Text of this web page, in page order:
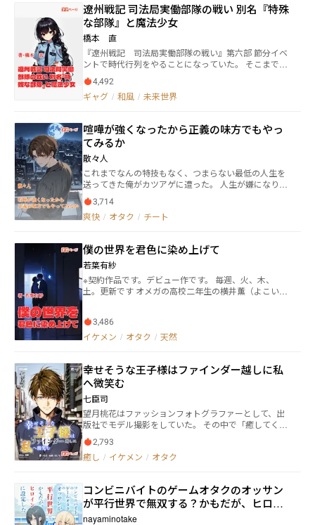
ここに開幕。
れた。 そしてチュートリアルが発動し、復活。殺され
る。復活。殺される。気が狂いそうになる輪廻の果
て、萌は光明を見出し、存在を継承する事になった。
帰還した後、急速に馴染んでいく新世界。新しい学園
への編入。試験。新たなダンジョン。 そして邂逅する
謎の組織。 萌の物語が始まる。
遼州戦記 司法局実働部隊の戦い 別名『特殊
な部隊』と魔法少女
橋本 直
『遼州戦記 司法局実働部隊の戦い』第六部 節分イベ
ントで時代行列をやることになっていた。 そこまでは
よかった。 問題は、豊川市がついでのように『特殊な
部隊』へ自主映画制作まで依頼してきたことだった。
昨年、隊長・嵯峨惟基が「もう二度と頼まれないよう
ちゃんとした作品をお願いします」。 ――無理に決まって
いる。 だって集まっているのは、まともな映画会議を
三分ともたせられない連中だからだ。 無修正ポルノを
提案する日野かえで。 妙にやる気だけはあるアメリ
ア・クラウゼ。 なぜか魔法少女映画に決まり、気づけ
ば部隊総出の大撮影会。 ところが役者は全員アドリブ
暴走、敵役はすぐ十八禁方向へ脱線、かなめは昭和Ｂ
級ヒーローみたいな怪演を披露し、ランは「魔法少
女」と呼ばれてなぜかノリノリ。 そして巻き込まれ体
ける。 果たしてこれは魔法少女映画なのか。 特撮なの
か。 ロボットものなのか。 それともただの事故映像集
なのか。 暴走する脚本。暴走する演者。暴走する性
癖。 最後の最後で頼れるのは、釣りのためなら働く元
傭兵の映像屋だけ――。 真面目に任務をやっているはずな
るまでを描く、 SFお仕事ギャグ群像劇、ここに開幕。
4,492
ギャグ / 和風 / 未来世界
喧嘩が強くなったから正義の味方でもやっ
てみるか
散々人
これまでなんの特技もなく、つまらない最低の人生を
送ってきた俺がカツアゲに遭った。 人生が嫌になり、
せめて喧嘩が強かったらと思っていたある時、謎の老
人に出会った。 その老人は喧嘩が強くなるというドリ
ンクをくれた。 俺はそれを飲んで人生を変えていく。
3,714
爽快 / オタク / チート
僕の世界を君色に染め上げて
若葉有紗
※契約作品です。デビュー作です。 毎週、火、木、
土。更新です オメガの高校二年生の横井薫（よこい
付き合うことになり、順風満帆のまま三年に進級。し
かし、そこで薫は運命の番に出会った。 碧の従兄弟の
くれた千隼に少しずつ惹かれていった。勘違いが分か
り、碧は復縁を迫ってきた。 ――――僕は、どうした
いんだろう。 碧も千隼も、魅力的だ。 平凡な僕が、イ
ケメン従兄弟二人に同時に好かれるとか……。それ、
完全に少女漫画の世界じゃん！ 恋愛経験ゼロの僕が、
魅力的なイケメン従兄弟に言い寄られる話。
3,486
イケメン / オタク / 天然
幸せそうな王子様はファインダー越しに私
へ微笑む
七臣司
望月桃花はファッションフォトグラファーとして、出
版社でモデル撮影をしていた。 その中で「癒してくれ
る王子様」という企画に関わる。 出会った理想の「王
子様」はどこか訳アリの雰囲気をしていて……
2,793
癒し / イケメン / オタク
コンビニバイトのゲームオタクのオッサン
が平行世界で無双する？かもだが、ヒロイ
ンに設定した二人から激重に愛される
nayaminotake